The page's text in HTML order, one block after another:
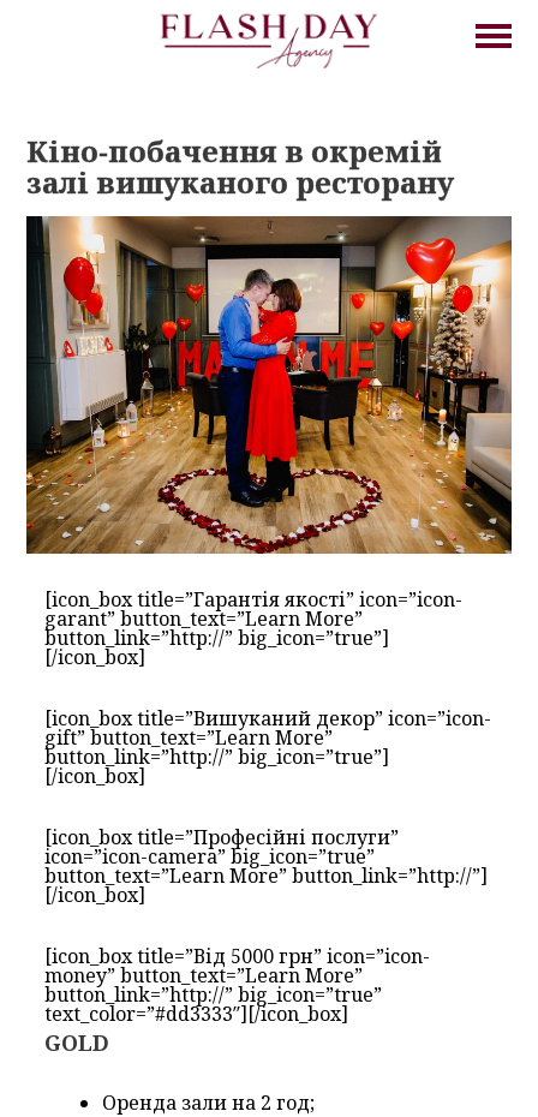
Кіно-побачення в окремій
залі вишуканого ресторану
[icon_box title=”Гарантія якості” icon=”icon-
garant” button_text=”Learn More”
button_link=”http://” big_icon=”true”]
[/icon_box]
[icon_box title=”Вишуканий декор” icon=”icon-
gift” button_text=”Learn More”
button_link=”http://” big_icon=”true”]
[/icon_box]
[icon_box title=”Професійні послуги”
icon=”icon-camera” big_icon=”true”
button_text=”Learn More” button_link=”http://”]
[/icon_box]
[icon_box title=”Від 5000 грн” icon=”icon-
money” button_text=”Learn More”
button_link=”http://” big_icon=”true”
text_color=”#dd3333″][/icon_box]
GOLD
Оренда зали на 2 год;